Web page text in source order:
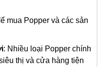
mua Popper và các sản
: Nhiều loại Popper chính
thị và cửa hàng tiện